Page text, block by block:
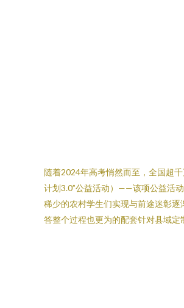
随着2024年高考悄然而至，全国超
计划3.0”公益活动）——该项公益活
稀少的农村学生们实现与前途迷彰
答整个过程也更为的配套针对县域定